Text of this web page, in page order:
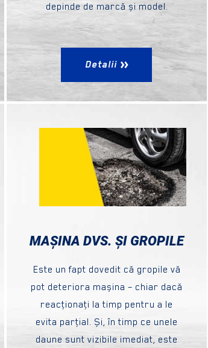
depinde de marcă și model.
Detalii
MAȘINA DVS. ȘI GROPILE
Este un fapt dovedit că gropile vă
pot deteriora mașina – chiar dacă
reacţionaţi la timp pentru a le
evita parţial. Și, în timp ce unele
daune sunt vizibile imediat, este